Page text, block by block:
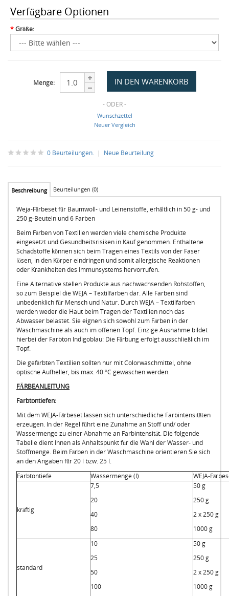
Verfügbare Optionen
*Größe:
Menge:
- ODER -
Wunschzettel
Neuer Vergleich
0 Beurteilungen. | Neue Beurteilung
Beschreibung Beurteilungen (0)
Weja-Färbeset für Baumwoll- und Leinenstoffe, erhältlich in 50 g- und
250 g-Beuteln und 6 Farben
Beim Färben von Textilien werden viele chemische Produkte
eingesetzt und Gesundheitsrisiken in Kauf genommen. Enthaltene
Schadstoffe können sich beim Tragen eines Textils von der Faser
lösen, in den Körper eindringen und somit allergische Reaktionen
oder Krankheiten des Immunsystems hervorrufen.
Eine Alternative stellen Produkte aus nachwachsenden Rohstoffen,
so zum Beispiel die WEJA – Textilfarben dar. Alle Farben sind
unbedenklich für Mensch und Natur. Durch WEJA – Textilfarben
werden weder die Haut beim Tragen der Textilien noch das
Abwasser belastet. Sie eignen sich sowohl zum Färben in der
Waschmaschine als auch im offenen Topf. Einzige Ausnahme bildet
hierbei der Farbton Indigoblau: Die Färbung erfolgt ausschließlich im
Topf.
Die gefärbten Textilien sollten nur mit Colorwaschmittel, ohne
optische Aufheller, bis max. 40 °C gewaschen werden.
FÄRBEANLEITUNG
Farbtontiefen:
Mit dem WEJA-Färbeset lassen sich unterschiedliche Farbintensitäten
erzeugen. In der Regel führt eine Zunahme an Stoff und/ oder
Wassermenge zu einer Abnahme an Farbintensität. Die folgende
Tabelle dient Ihnen als Anhaltspunkt für die Wahl der Wasser- und
Stoffmenge. Beim Färben in der Waschmaschine orientieren Sie sich
an den Angaben für 20 l bzw. 25 l.
Farbtontiefe
Wassermenge (l) WEJA-
kräftig
7,5
20
40
80
50 g
250 g
2 x 250 g
1000 g
standard
10
25
50
100
50 g
250 g
2 x 250 g
1000 g